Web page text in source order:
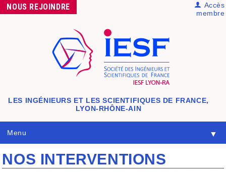
LES INGÉNIEURS ET LES SCIENTIFIQUES DE FRANCE,
LYON-RHÔNE-AIN
Accès
membre
NOUS REJOINDRE
Menu ▼
NOS INTERVENTIONS